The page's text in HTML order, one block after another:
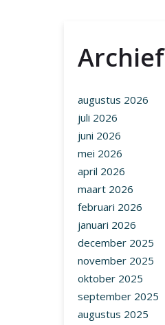
Archief
augustus 2026
juli 2026
juni 2026
mei 2026
april 2026
maart 2026
februari 2026
januari 2026
december 2025
november 2025
oktober 2025
september 2025
augustus 2025